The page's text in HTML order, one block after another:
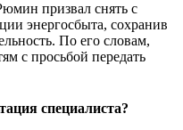
призвал снять с
энергосбыта, сохранив
По его словам,
с просьбой передать
специалиста?